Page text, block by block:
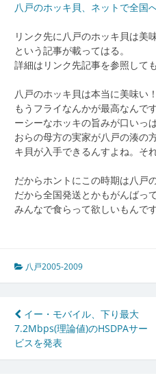
八戸のホッキ貝、ネットで全国
リンク先に八戸のホッキ貝は美
という記事が載ってはる。
詳細はリンク先記事を参照して
八戸のホッキ貝は本当に美味い！
もうフライなんかが最高なんで
ーシーなホッキの旨みが口いっ
おらの母方の実家が八戸の湊の
キ貝が入手できるんすよね。そ
だからホントにこの時期は八戸
だから全国発送とかもがんばっ
みんなで食らって欲しいもんで
八戸2005-2009
投
稿
ナ
イー・モバイル、下り最大
7.2Mbps(理論値)のHSDPAサー
ビスを発表